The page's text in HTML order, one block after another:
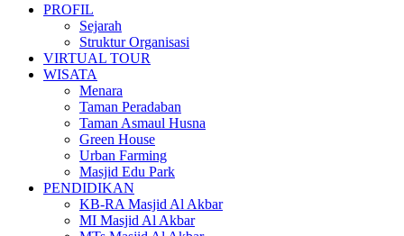
PROFIL
Sejarah
Struktur Organisasi
VIRTUAL TOUR
WISATA
Menara
Taman Peradaban
Taman Asmaul Husna
Green House
Urban Farming
Masjid Edu Park
PENDIDIKAN
KB-RA Masjid Al Akbar
MI Masjid Al Akbar